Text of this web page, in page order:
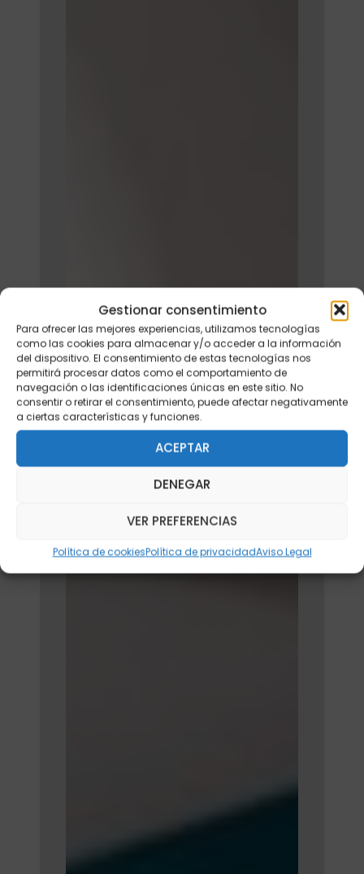
Gestionar consentimiento
Para ofrecer las mejores experiencias, utilizamos tecnologías
como las cookies para almacenar y/o acceder a la información
del dispositivo. El consentimiento de estas tecnologías nos
permitirá procesar datos como el comportamiento de
navegación o las identificaciones únicas en este sitio. No
consentir o retirar el consentimiento, puede afectar negativamente
a ciertas características y funciones.
ACEPTAR
DENEGAR
VER PREFERENCIAS
Política de cookiesPolítica de privacidadAviso Legal